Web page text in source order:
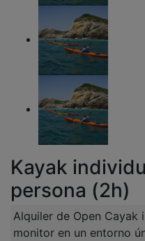
Kayak
persona (2h)
Alquiler de Open
monitor en un entorno